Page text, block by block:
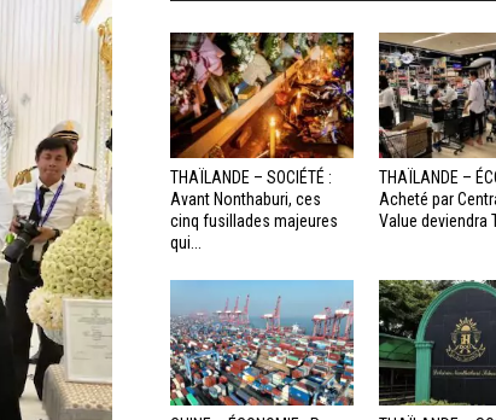
THAÏLANDE – SOCIÉTÉ :
Avant Nonthaburi, ces
cinq fusillades majeures
qui...
THAÏLANDE –
Acheté par
Value deviendra